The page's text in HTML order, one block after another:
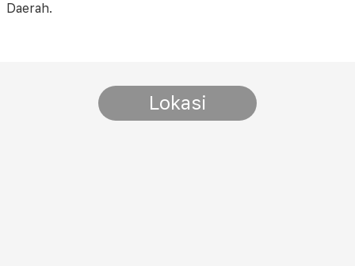
Daerah.
Lokasi